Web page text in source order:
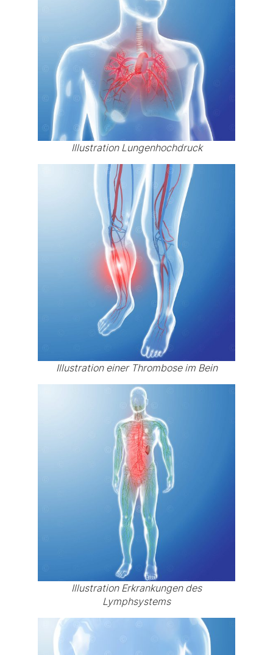
Illustration Lungenhochdruck
Illustration einer Thrombose im Bein
Illustration Erkrankungen des
Lymphsystems